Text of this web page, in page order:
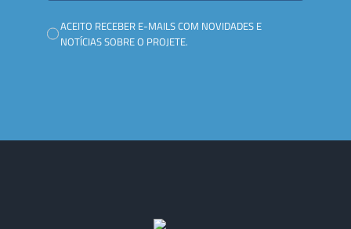
ACEITO RECEBER E-MAILS COM NOVIDADES E
NOTÍCIAS SOBRE O PROJETE.